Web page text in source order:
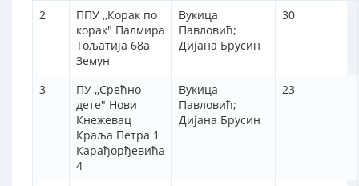
2
ППУ ,,Корак по
корак" Палмира
Тољатија 68а
Земун
Вукица
Павловић;
Дијана Брусин
30
3
ПУ ,,Срећно
дете" Нови
Кнежевац
Краља Петра 1
Карађорђевића
4
Вукица
Павловић;
Дијана Брусин
23